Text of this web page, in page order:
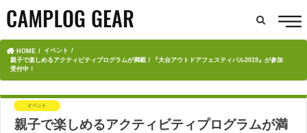
HOME
イベント
親子で楽しめるアクティビティプログラムが満載！『大台アウトドアフェスティバル2019』が参加
受付中！
イベント
親子で楽しめるアクティビティプログラムが満